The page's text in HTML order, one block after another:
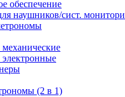
обеспечение
наушников/сист.
(2 в 1)